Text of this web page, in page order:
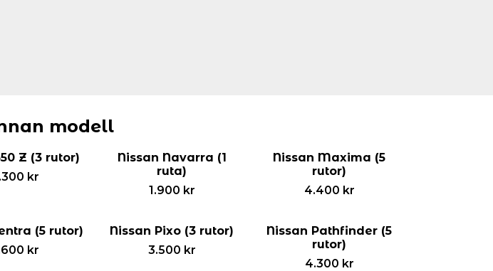
modell
Z (3 rutor)
kr
Nissan Navarra (1
ruta)
1.900 kr
Nissan Maxima (5
rutor)
4.400 kr
(5 rutor)
kr
Nissan Pixo (3 rutor)
3.500 kr
Nissan Pathfinder (5
rutor)
4.300 kr